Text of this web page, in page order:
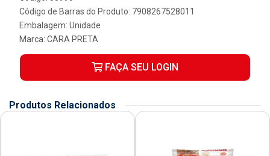
Código de Barras do Produto: 7908267528011
Embalagem: Unidade
Marca: CARA PRETA
FAÇA SEU LOGIN
Produtos Relacionados